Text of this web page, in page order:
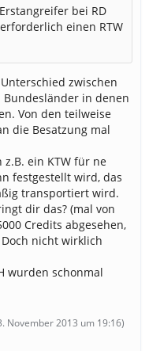
bei RD
einen RTW
zwischen
Bundesländer in denen
Von den teilweise
die Besatzung mal
ein KTW für ne
festgestellt wird, das
transportiert wird.
dir das? (mal von
Credits abgesehen,
nicht wirklich
wurden schonmal
November 2013 um 19:16)